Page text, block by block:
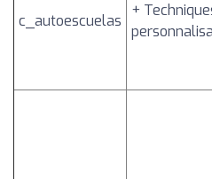
c_autoescuelas
+